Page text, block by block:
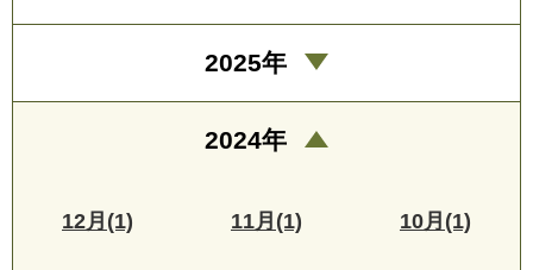
2025年
2024年
12月(1) 11月(1) 10月(1)